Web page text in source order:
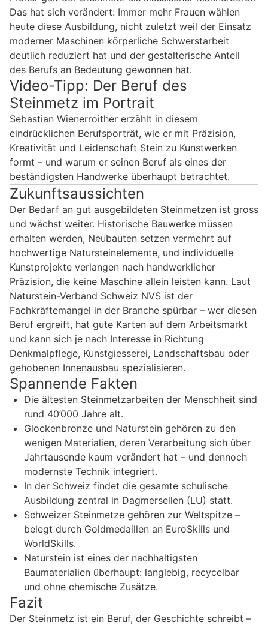
Das hat sich verändert: Immer mehr Frauen wählen
heute diese Ausbildung, nicht zuletzt weil der Einsatz
moderner Maschinen körperliche Schwerstarbeit
deutlich reduziert hat und der gestalterische Anteil
des Berufs an Bedeutung gewonnen hat.
Video-Tipp: Der Beruf des
Steinmetz im Portrait
Sebastian Wienerroither erzählt in diesem
eindrücklichen Berufsporträt, wie er mit Präzision,
Kreativität und Leidenschaft Stein zu Kunstwerken
formt – und warum er seinen Beruf als eines der
beständigsten Handwerke überhaupt betrachtet.
Zukunftsaussichten
Der Bedarf an gut ausgebildeten Steinmetzen ist gross
und wächst weiter. Historische Bauwerke müssen
erhalten werden, Neubauten setzen vermehrt auf
hochwertige Natursteinelemente, und individuelle
Kunstprojekte verlangen nach handwerklicher
Präzision, die keine Maschine allein leisten kann. Laut
Naturstein-Verband Schweiz NVS ist der
Fachkräftemangel in der Branche spürbar – wer diesen
Beruf ergreift, hat gute Karten auf dem Arbeitsmarkt
und kann sich je nach Interesse in Richtung
Denkmalpflege, Kunstgiesserei, Landschaftsbau oder
gehobenen Innenausbau spezialisieren.
Spannende Fakten
Die ältesten Steinmetzarbeiten der Menschheit sind
rund 40’000 Jahre alt.
Glockenbronze und Naturstein gehören zu den
wenigen Materialien, deren Verarbeitung sich über
Jahrtausende kaum verändert hat – und dennoch
modernste Technik integriert.
In der Schweiz findet die gesamte schulische
Ausbildung zentral in Dagmersellen (LU) statt.
Schweizer Steinmetze gehören zur Weltspitze –
belegt durch Goldmedaillen an EuroSkills und
WorldSkills.
Naturstein ist eines der nachhaltigsten
Baumaterialien überhaupt: langlebig, recycelbar
und ohne chemische Zusätze.
Fazit
Der Steinmetz ist ein Beruf, der Geschichte schreibt –